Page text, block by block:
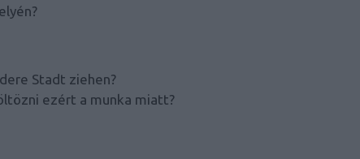
Stadt ziehen?
ezért a munka miatt?